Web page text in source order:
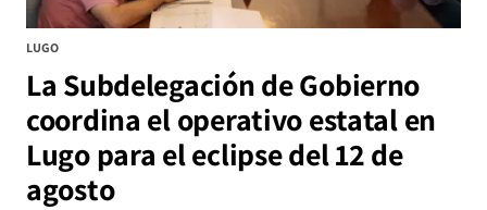
LUGO
La Subdelegación de Gobierno
coordina el operativo estatal en
Lugo para el eclipse del 12 de
agosto